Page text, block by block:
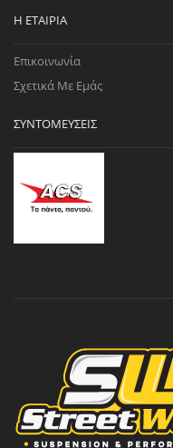
Η ΕΤΑΙΡΊΑ
Επικοινωνία
Σχετικά Με Εμάς
ΣΥΝΤΟΜΕΎΣΕΙΣ